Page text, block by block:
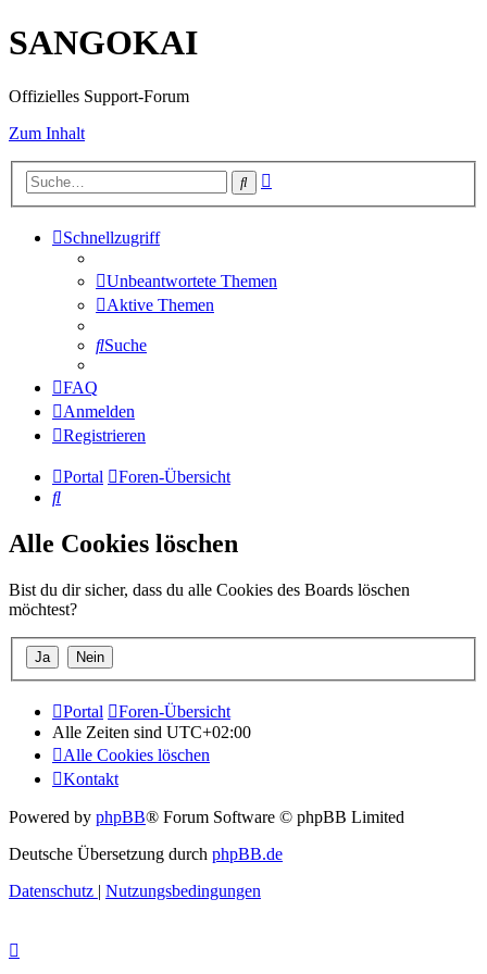
SANGOKAI
Offizielles Support-Forum
Zum Inhalt
Suche
Schnellzugriff
Unbeantwortete Themen
Aktive Themen
Suche
FAQ
Anmelden
Registrieren
Portal
Foren-Übersicht
Suche
Alle Cookies löschen
Bist du dir sicher, dass du alle Cookies des Boards löschen
möchtest?
Portal
Foren-Übersicht
Alle Zeiten sind UTC+02:00
Alle Cookies löschen
Kontakt
Powered by phpBB® Forum Software © phpBB Limited
Deutsche Übersetzung durch phpBB.de
Datenschutz | Nutzungsbedingungen